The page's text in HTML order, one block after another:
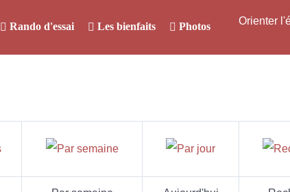
Rando d'essai Les bienfaits Photos Orienter